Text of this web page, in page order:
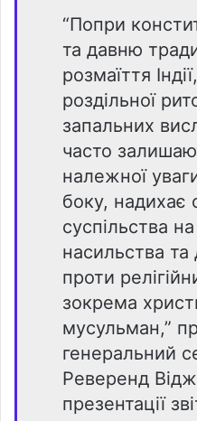
“Попри
та давню
розмаїття
роздільної
запальних
часто
належної
боку, надихає
суспільства
насильства та
проти
зокрема
мусульман,”
генеральний
Реверенд
презентації